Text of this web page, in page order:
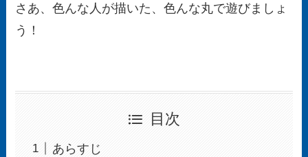
さあ、色んな人が描いた、色んな丸で遊びましょ
う！
目次
あらすじ